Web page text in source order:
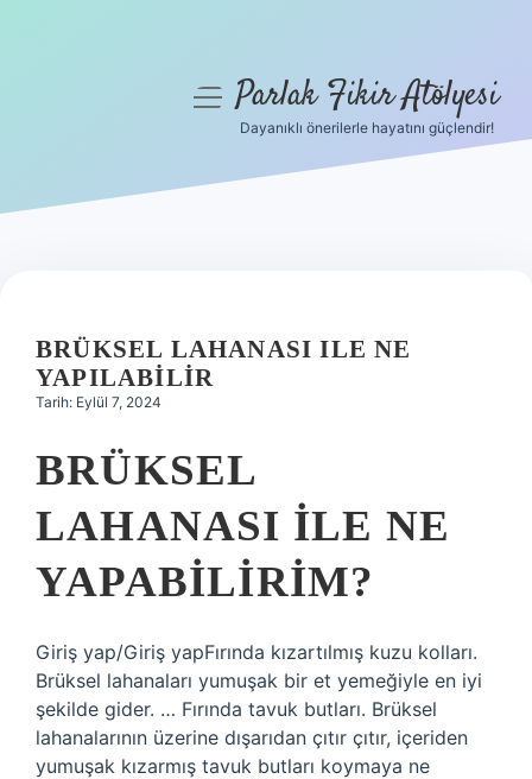
Hakkımızda
menüyüParlak Fikir Atölyesi
Dayanıklı önerilerle hayatını güçlendir!
BRÜKSEL LAHANASI ILE NE
YAPILABILIR
Tarih: Eylül 7, 2024
BRÜKSEL
LAHANASI ILE NE
YAPABILIRIM?
Giriş yap/Giriş yapFırında kızartılmış kuzu kolları.
Brüksel lahanaları yumuşak bir et yemeğiyle en iyi
şekilde gider. … Fırında tavuk butları. Brüksel
lahanalarının üzerine dışarıdan çıtır çıtır, içeriden
yumuşak kızarmış tavuk butları koymaya ne